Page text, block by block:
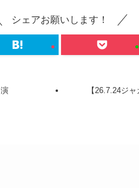
シェアお願いします！
【26.7.24ジ